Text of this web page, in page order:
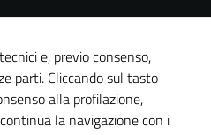
e, previo consenso,
parti. Cliccando sul tasto
alla profilazione,
la navigazione con i